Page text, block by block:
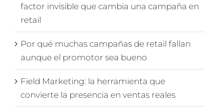
factor invisible que cambia una campaña en
retail
Por qué muchas campañas de retail fallan
aunque el promotor sea bueno
Field Marketing: la herramienta que
convierte la presencia en ventas reales